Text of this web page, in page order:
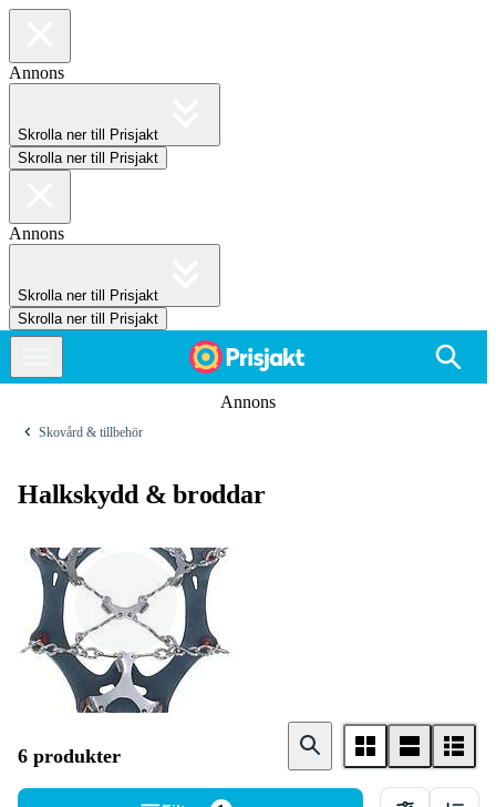
Annons
Skrolla ner till Prisjakt
Skrolla ner till Prisjakt
Annons
Skrolla ner till Prisjakt
Skrolla ner till Prisjakt
Annons
Skovård & tillbehör
Halkskydd & broddar
Broddar
6 produkter